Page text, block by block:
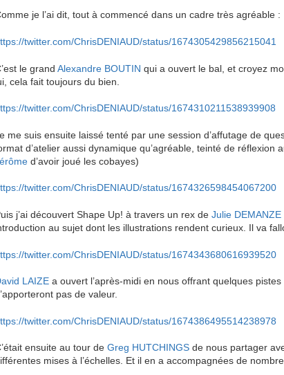
je l’ai dit, tout à commencé dans un cadre très agréable :
twitter.com/ChrisDENIAUD/status/1674305429856215041
le grand Alexandre BOUTIN qui a ouvert le bal, et croyez
cela fait toujours du bien.
twitter.com/ChrisDENIAUD/status/1674310211538939908
me suis ensuite laissé tenté par une session d’affutage de
d’atelier aussi dynamique qu’agréable, teinté de réflexion
d’avoir joué les cobayes)
twitter.com/ChrisDENIAUD/status/1674326598454067200
j’ai découvert Shape Up! à travers un rex de Julie DEMANZE
au sujet dont les illustrations rendent curieux. Il va
twitter.com/ChrisDENIAUD/status/1674343680616939520
LAIZE a ouvert l’après-midi en nous offrant quelques
pas de valeur.
twitter.com/ChrisDENIAUD/status/1674386495514238978
ensuite au tour de Greg HUTCHINGS de nous partager
mises à l’échelles. Et il en a accompagnées de